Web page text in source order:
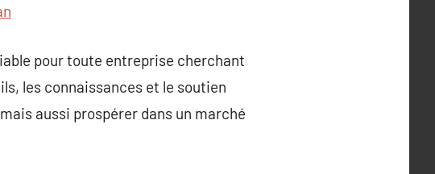
pour toute entreprise cherchant
les connaissances et le soutien
aussi prospérer dans un marché